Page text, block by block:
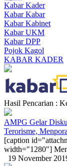
Kabar Kader
Kabar Kabar
Kabar Kabinet
Kabar UKM
Kabar DPP
Pojok Kagol
KABAR KADER
Hasil Pencarian :
AMPG Gelar
Terorisme,
[caption
width="1280"]
19 November